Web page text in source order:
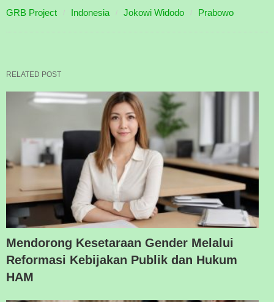
GRB Project Indonesia Jokowi Widodo Prabowo
RELATED POST
Mendorong Kesetaraan Gender Melalui
Reformasi Kebijakan Publik dan Hukum
HAM